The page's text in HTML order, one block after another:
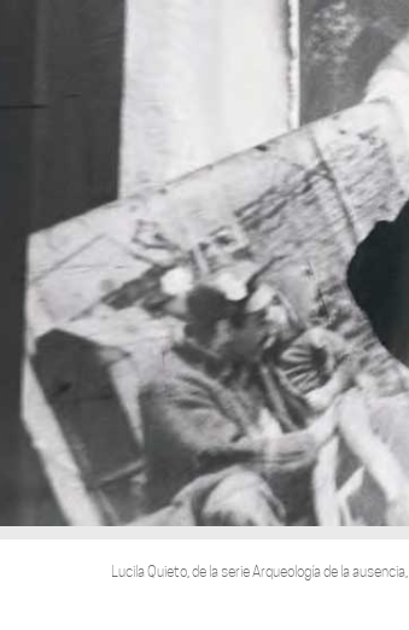
Lucila Quieto, de la serie Arqueología de la